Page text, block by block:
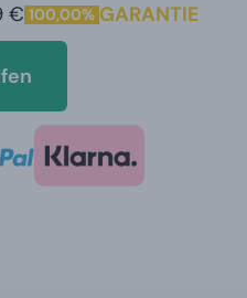
€ 100,00% GARANTIE